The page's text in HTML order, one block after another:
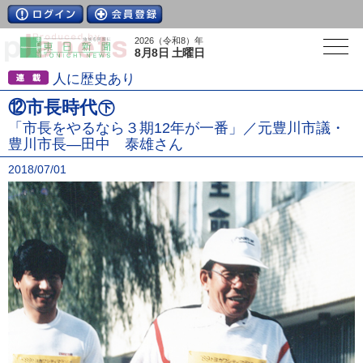
2026（令和8）年
8月8日 土曜日
人に歴史あり
⑫市長時代㊦
「市長をやるなら３期12年が一番」／元豊川市議・
豊川市長―田中 泰雄さん
2018/07/01